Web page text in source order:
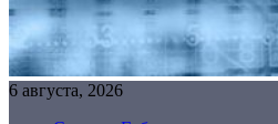
6 августа, 2026